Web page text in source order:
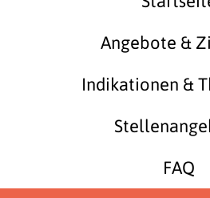
Angebote &
Indikationen &
FAQ